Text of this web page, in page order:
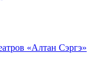
«Алтан Сэргэ»